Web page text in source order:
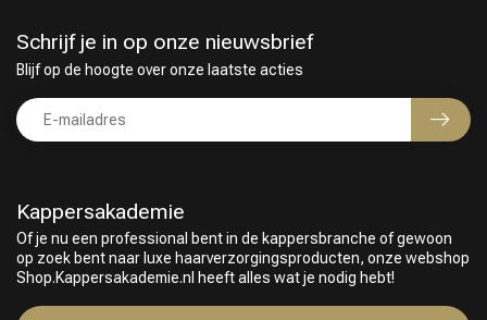
Kappersakademie
Of je nu een professional bent in de kappersbranche of gewoon
op zoek bent naar luxe haarverzorgingsproducten, onze webshop
Shop.Kappersakademie.nl heeft alles wat je nodig hebt!
Schrijf je in op onze nieuwsbrief
Blijf op de hoogte over onze laatste acties